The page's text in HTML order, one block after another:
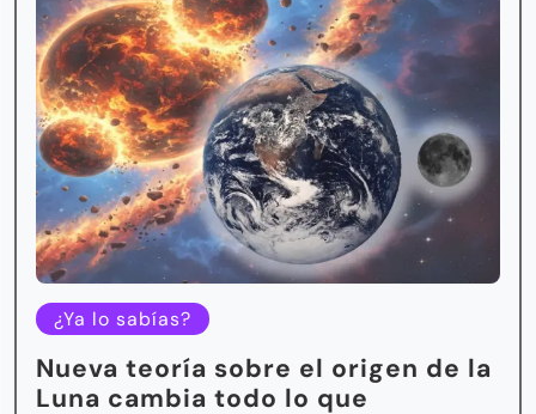
¿Ya lo sabías?
Nueva teoría sobre el origen de la
Luna cambia todo lo que